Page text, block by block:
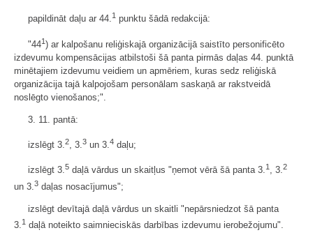
papildināt daļu ar 44.1 punktu šādā redakcijā:
"441) ar kalpošanu reliģiskajā organizācijā saistīto personificēto
izdevumu kompensācijas atbilstoši šā panta pirmās daļas 44. punktā
minētajiem izdevumu veidiem un apmēriem, kuras sedz reliģiskā
organizācija tajā kalpojošam personālam saskaņā ar rakstveidā
noslēgto vienošanos;".
3. 11. pantā:
izslēgt 3.2, 3.3 un 3.4 daļu;
izslēgt 3.5 daļā vārdus un skaitļus "ņemot vērā šā panta 3.1 , 3.2
un 3. 3 daļas nosacījumus";
izslēgt devītajā daļā vārdus un skaitli "nepārsniedzot šā panta
3.1 daļā noteikto saimnieciskās darbības izdevumu ierobežojumu".